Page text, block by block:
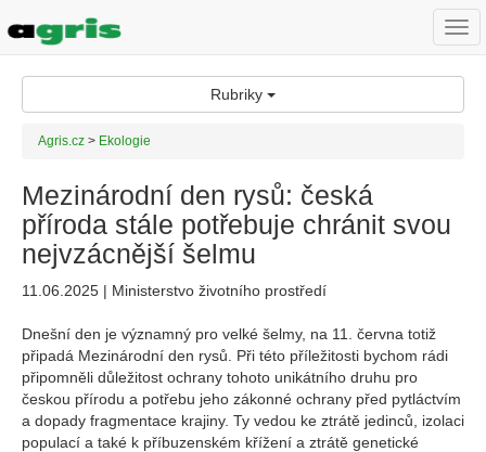
Rubriky
Agris.cz > Ekologie
Mezinárodní den rysů: česká
příroda stále potřebuje chránit svou
nejvzácnější šelmu
11.06.2025 | Ministerstvo životního prostředí
Dnešní den je významný pro velké šelmy, na 11. června totiž
připadá Mezinárodní den rysů. Při této příležitosti bychom rádi
připomněli důležitost ochrany tohoto unikátního druhu pro
českou přírodu a potřebu jeho zákonné ochrany před pytláctvím
a dopady fragmentace krajiny. Ty vedou ke ztrátě jedinců, izolaci
populací a také k příbuzenském křížení a ztrátě genetické